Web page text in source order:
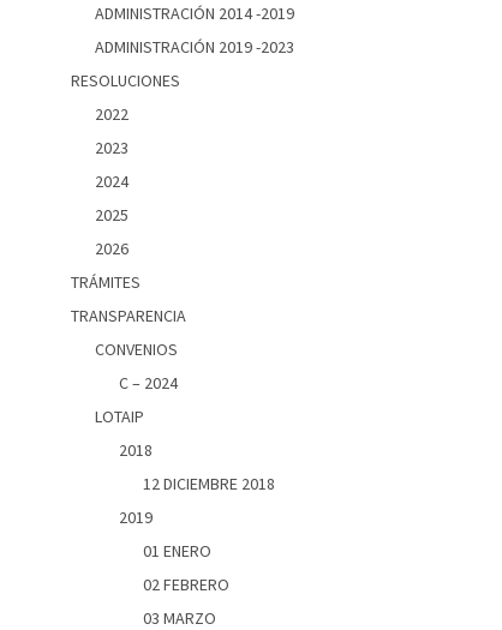
ADMINISTRACIÓN 2014 -2019
ADMINISTRACIÓN 2019 -2023
RESOLUCIONES
2022
2023
2024
2025
2026
TRÁMITES
TRANSPARENCIA
CONVENIOS
C – 2024
LOTAIP
2018
12 DICIEMBRE 2018
2019
01 ENERO
02 FEBRERO
03 MARZO